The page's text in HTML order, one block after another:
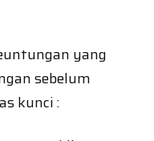
yang
sebelum
kunci :